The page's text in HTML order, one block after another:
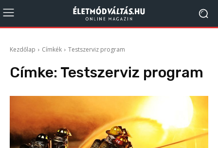
Kezdőlap Címkék Testszerviz program
Címke: Testszerviz program